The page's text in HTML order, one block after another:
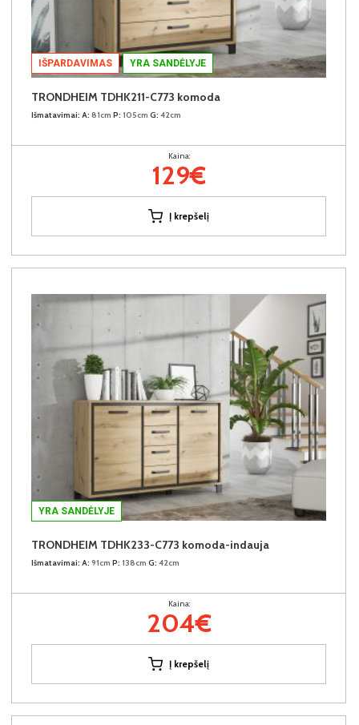
IŠPARDAVIMAS YRA SANDĖLYJE
TRONDHEIM TDHK211-C773 komoda
Išmatavimai: A: 81cm P: 105cm G: 42cm
Kaina:
129€
Į krepšelį
YRA SANDĖLYJE
TRONDHEIM TDHK233-C773 komoda-indauja
Išmatavimai: A: 91cm P: 138cm G: 42cm
Kaina:
204€
Į krepšelį